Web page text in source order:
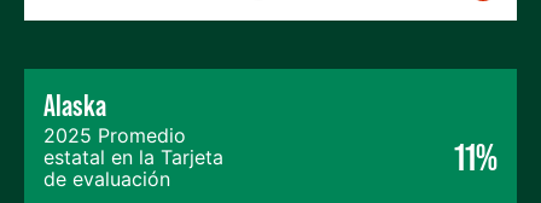
Alaska
2025 Promedio
estatal en la Tarjeta
de evaluación
11%